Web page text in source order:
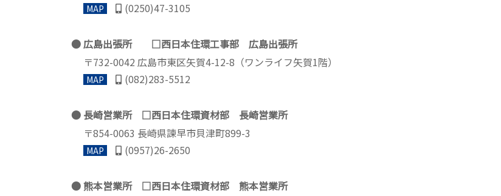
MAP (0250)47-3105
広島出張所 □西日本住環工事部 広島出張所
〒732-0042 広島市東区矢賀4-12-8（ワンライフ矢賀1階）
MAP (082)283-5512
長崎営業所 □西日本住環資材部 長崎営業所
〒854-0063 長崎県諫早市貝津町899-3
MAP (0957)26-2650
熊本営業所 □西日本住環資材部 熊本営業所